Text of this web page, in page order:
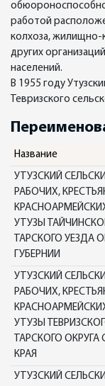
работой
колхоза, жилищно-
других
населений.
В 1955 году
Тевризского
Название
УТУЗСКИЙ
РАБОЧИХ,
УТУЗЫ
ТАРСКОГО УЕЗДА
ГУБЕРНИИ
УТУЗСКИЙ
РАБОЧИХ,
УТУЗЫ
ТАРСКОГО ОКРУГА
КРАЯ
УТУЗСКИЙ